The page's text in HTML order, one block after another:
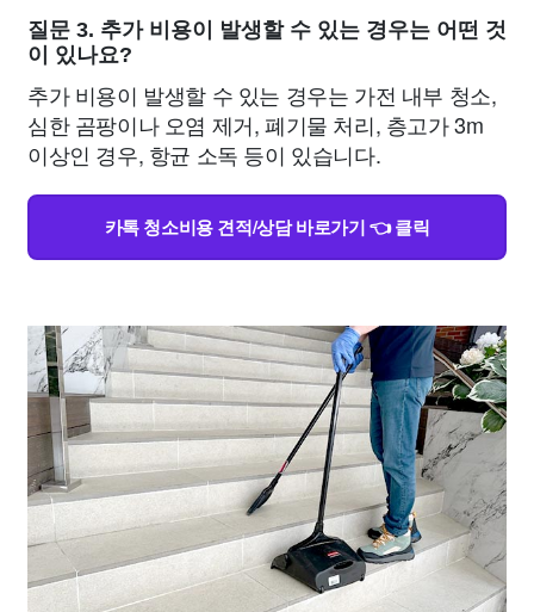
질문 3. 추가 비용이 발생할 수 있는 경우는 어떤 것
이 있나요?
추가 비용이 발생할 수 있는 경우는 가전 내부 청소,
심한 곰팡이나 오염 제거, 폐기물 처리, 층고가 3m
이상인 경우, 항균 소독 등이 있습니다.
카톡 청소비용 견적/상담 바로가기 👈 클릭